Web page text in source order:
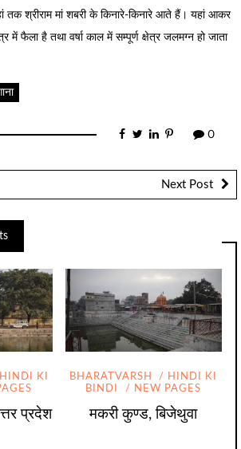
तक श्रीराम मां शबरी के किनारे-किनारे आते हैं। यहां आकर
फैला है तथा वर्षा काल में सम्पूर्ण क्षेत्र जलमग्न हो जाता
0
Next Post
HINDI KI
प्रदेश
BHARATVARSH
HINDI KI
BINDI
NEW PAGES
मकरी कुण्ड, बिजेथुवा